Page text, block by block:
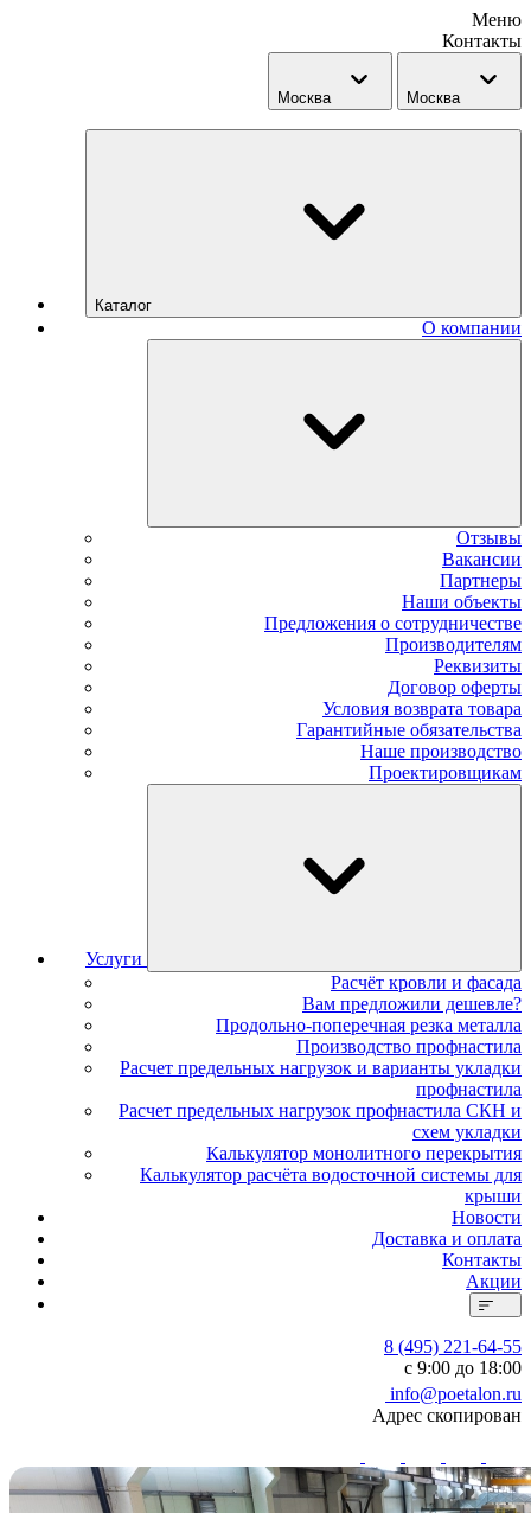
Меню
Контакты
Москва Москва
Каталог
О компании
Отзывы
Вакансии
Партнеры
Наши объекты
Предложения о сотрудничестве
Производителям
Реквизиты
Договор оферты
Условия возврата товара
Гарантийные обязательства
Наше производство
Проектировщикам
Услуги
Расчёт кровли и фасада
Вам предложили дешевле?
Продольно-поперечная резка металла
Производство профнастила
Расчет предельных нагрузок и варианты укладки
профнастила
Расчет предельных нагрузок профнастила СКН и
схем укладки
Калькулятор монолитного перекрытия
Калькулятор расчёта водосточной системы для
крыши
Новости
Доставка и оплата
Контакты
Акции
8 (495) 221-64-55
с 9:00 до 18:00
info@poetalon.ru
Адрес скопирован